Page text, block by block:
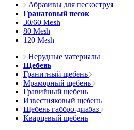
Абразивы для пескоструя
Гранатовый песок
30/60 Mesh
80 Mesh
120 Mesh
Нерудные материалы
Щебень
Гранитный щебень
Мраморный щебень
Гравийный щебень
Известняковый щебень
Щебень габбро-диабаз
Кварцевый щебень